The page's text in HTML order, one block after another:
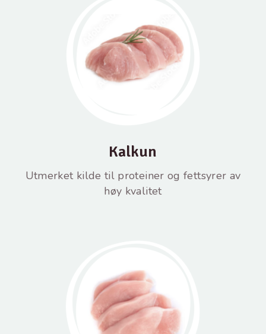
Kalkun
Utmerket kilde til proteiner og fettsyrer av
høy kvalitet